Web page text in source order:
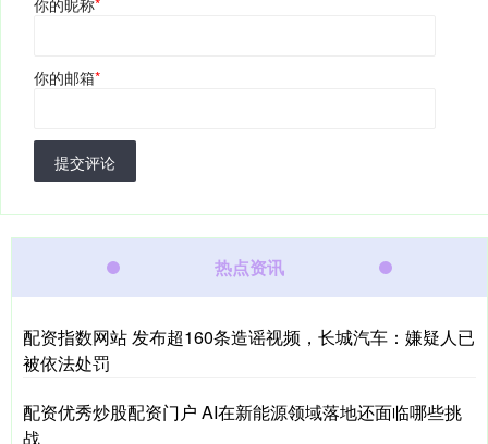
你的邮箱*
提交评论
热点资讯
配资指数网站 发布超160条造谣视频，长城汽车：嫌疑人已
被依法处罚
配资优秀炒股配资门户 AI在新能源领域落地还面临哪些挑
战